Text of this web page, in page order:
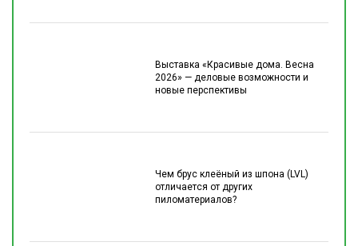
Выставка «Красивые дома. Весна
2026» — деловые возможности и
новые перспективы
Чем брус клеёный из шпона (LVL)
отличается от других
пиломатериалов?